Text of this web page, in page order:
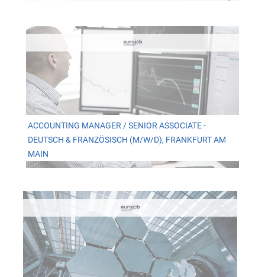
ACCOUNTING MANAGER / SENIOR ASSOCIATE -
DEUTSCH & FRANZÖSISCH (M/W/D), FRANKFURT AM
MAIN